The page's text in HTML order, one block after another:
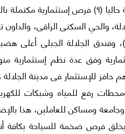
وبالفعل تعرض خريطة مصر الإستثمارية
والحي السكنى الراقى، والداون
ومنتجع ريزورت (٥)، ومنتجع ريزورت (٧)، وفندق
وفق عدة نظم إستثمارية
حافز للإستثمار فى مدينة
رفع للمياه وشبكات
ومساكن للعاملين، هذا
فرص ضخمة للسياحة بكافة